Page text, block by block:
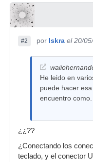
#2 por Iskra el 20/
He leido en
puede hacer
encuentro
¿¿??
¿Conectando los
teclado, y el conector